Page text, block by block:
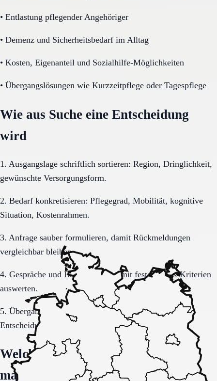
• Entlastung pflegender Angehöriger
• Demenz und Sicherheitsbedarf im Alltag
• Kosten, Eigenanteil und Sozialhilfe-Möglichkeiten
• Übergangslösungen wie Kurzzeitpflege oder Tagespflege
Wie aus Suche eine Entscheidung
wird
1. Ausgangslage schriftlich sortieren: Region, Dringlichkeit,
gewünschte Versorgungsform.
2. Bedarf konkretisieren: Pflegegrad, Mobilität, kognitive
Situation, Kostenrahmen.
3. Anfrage sauber formulieren, damit Rückmeldungen
vergleichbar bleiben.
4. Gespräche und Besichtigungen mit festen Muss-Kriterien
auswerten.
5. Übergang, Kommunikation und Kosten vor der
Entscheidung vollständig klären.
Welche Fragen den Unterschied
machen